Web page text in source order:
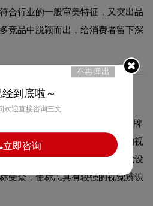
合行业的一般审美特征，又突出品
竞品中脱颖而出，给消费者留下深
用什么颜色搭配？
用的色彩方案充分契合了其在品牌
鲜明的互补色方案，增强标志的视
彩选择既传递了品牌的极简现代设
受众，使标志具有较强的视觉辨识
不再弹出
经到底啦～
欢迎直接咨询三文
立即咨询